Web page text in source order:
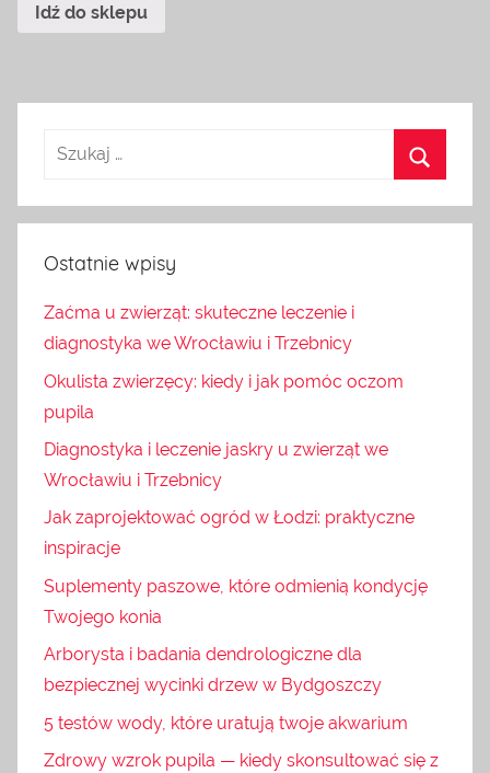
Idź do sklepu
Ostatnie wpisy
Zaćma u zwierząt: skuteczne leczenie i
diagnostyka we Wrocławiu i Trzebnicy
Okulista zwierzęcy: kiedy i jak pomóc oczom
pupila
Diagnostyka i leczenie jaskry u zwierząt we
Wrocławiu i Trzebnicy
Jak zaprojektować ogród w Łodzi: praktyczne
inspiracje
Suplementy paszowe, które odmienią kondycję
Twojego konia
Arborysta i badania dendrologiczne dla
bezpiecznej wycinki drzew w Bydgoszczy
5 testów wody, które uratują twoje akwarium
Zdrowy wzrok pupila — kiedy skonsultować się z